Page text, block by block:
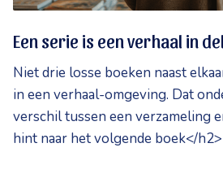
Een serie is een verhaal in
Niet drie losse boeken naast
in een verhaal-omgeving. Dat
verschil tussen een verzameling
hint naar het volgende boek</h2>